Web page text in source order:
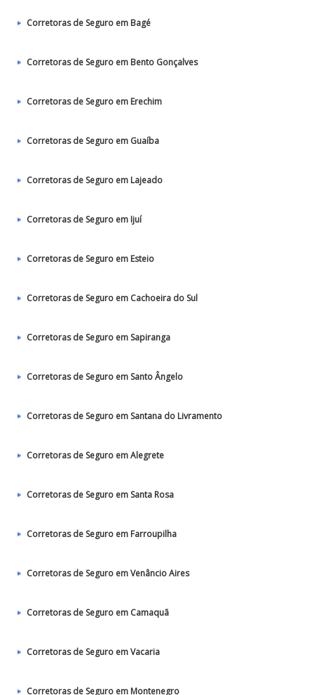
Corretoras de Seguro em Bagé
Corretoras de Seguro em Bento Gonçalves
Corretoras de Seguro em Erechim
Corretoras de Seguro em Guaíba
Corretoras de Seguro em Lajeado
Corretoras de Seguro em Ijuí
Corretoras de Seguro em Esteio
Corretoras de Seguro em Cachoeira do Sul
Corretoras de Seguro em Sapiranga
Corretoras de Seguro em Santo Ângelo
Corretoras de Seguro em Santana do Livramento
Corretoras de Seguro em Alegrete
Corretoras de Seguro em Santa Rosa
Corretoras de Seguro em Farroupilha
Corretoras de Seguro em Venâncio Aires
Corretoras de Seguro em Camaquã
Corretoras de Seguro em Vacaria
Corretoras de Seguro em Montenegro